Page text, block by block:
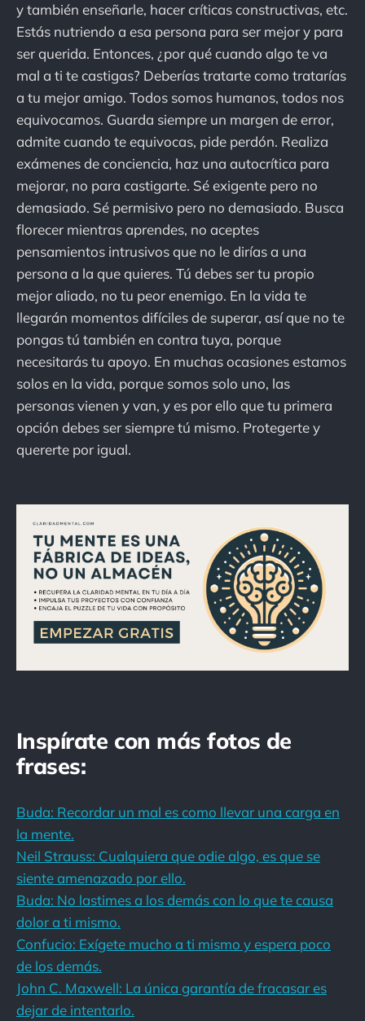
y también enseñarle, hacer críticas constructivas, etc.
Estás nutriendo a esa persona para ser mejor y para
ser querida. Entonces, ¿por qué cuando algo te va
mal a ti te castigas? Deberías tratarte como tratarías
a tu mejor amigo. Todos somos humanos, todos nos
equivocamos. Guarda siempre un margen de error,
admite cuando te equivocas, pide perdón. Realiza
exámenes de conciencia, haz una autocrítica para
mejorar, no para castigarte. Sé exigente pero no
demasiado. Sé permisivo pero no demasiado. Busca
florecer mientras aprendes, no aceptes
pensamientos intrusivos que no le dirías a una
persona a la que quieres. Tú debes ser tu propio
mejor aliado, no tu peor enemigo. En la vida te
llegarán momentos difíciles de superar, así que no te
pongas tú también en contra tuya, porque
necesitarás tu apoyo. En muchas ocasiones estamos
solos en la vida, porque somos solo uno, las
personas vienen y van, y es por ello que tu primera
opción debes ser siempre tú mismo. Protegerte y
quererte por igual.
Inspírate con más fotos de
frases:
Buda: Recordar un mal es como llevar una carga en
la mente.
Neil Strauss: Cualquiera que odie algo, es que se
siente amenazado por ello.
Buda: No lastimes a los demás con lo que te causa
dolor a ti mismo.
Confucio: Exígete mucho a ti mismo y espera poco
de los demás.
John C. Maxwell: La única garantía de fracasar es
dejar de intentarlo.